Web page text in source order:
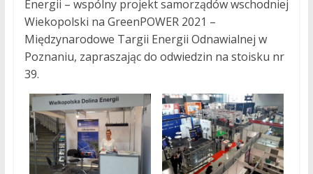
Energii – wspólny projekt samorządów wschodniej
Wiekopolski na GreenPOWER 2021 –
Międzynarodowe Targii Energii Odnawialnej w
Poznaniu, zapraszając do odwiedzin na stoisku nr
39.